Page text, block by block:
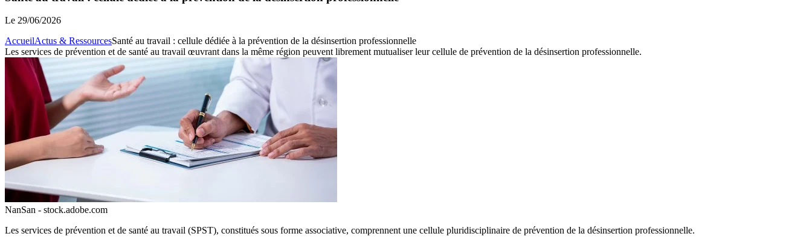
Le 29/06/2026
AccueilActus & RessourcesSanté au travail : cellule dédiée à la prévention de la désinsertion professionnelle
Les services de prévention et de santé au travail œuvrant dans la même région peuvent librement mutualiser leur cellule de prévention de la désinsertion professionnelle.
NanSan - stock.adobe.com
Les services de prévention et de santé au travail (SPST), constitués sous forme associative, comprennent une cellule pluridisciplinaire de prévention de la désinsertion professionnelle.